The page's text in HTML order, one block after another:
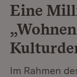
Eine
Im Rahmen